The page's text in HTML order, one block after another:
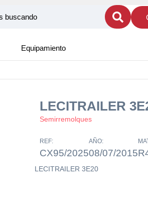
Equipamiento
LECITRAILER
Semirremolques
REF:
CX95/2025
AÑO:
08/07/2015
LECITRAILER 3E20